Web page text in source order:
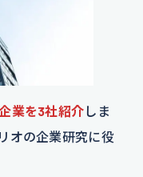
業を3社紹介 しま
オの企業研究に役